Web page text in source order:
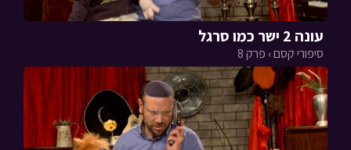
עונה 2 ישר כמו סרגל
סיפורי קסם › פרק 8